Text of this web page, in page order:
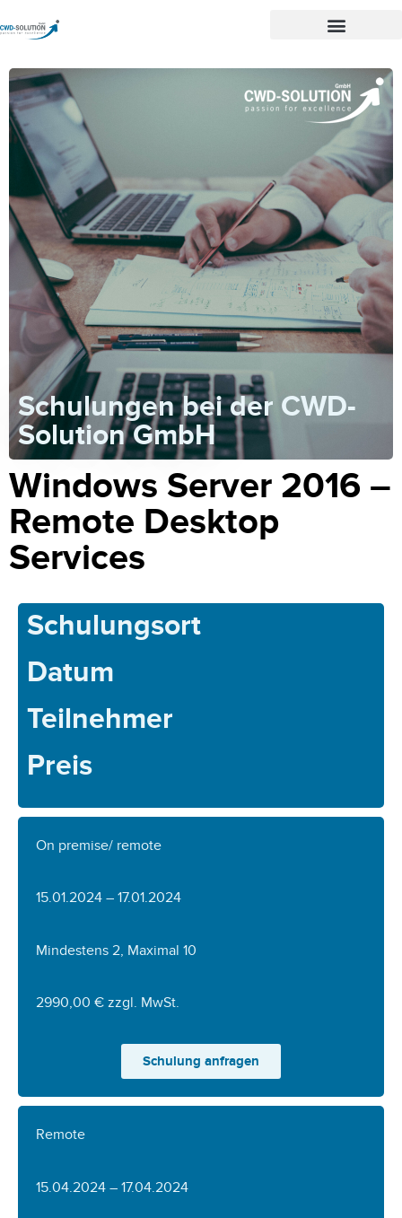
Schulungen bei der CWD-
Solution GmbH
Windows Server 2016 –
Remote Desktop
Services
Schulungsort
Datum
Teilnehmer
Preis
On premise/ remote
15.01.2024 – 17.01.2024
Mindestens 2, Maximal 10
2990,00 € zzgl. MwSt.
Schulung anfragen
Remote
15.04.2024 – 17.04.2024